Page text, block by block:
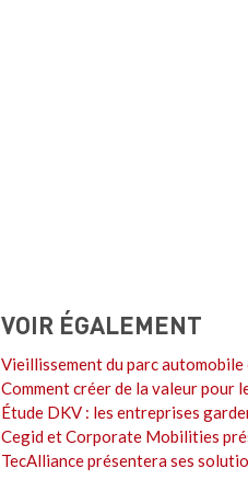
VOIR ÉGALEMENT
Vieillissement du parc automobile
Comment créer de la valeur pour
Étude DKV : les entreprises
Cegid et Corporate Mobilities
TecAlliance présentera ses